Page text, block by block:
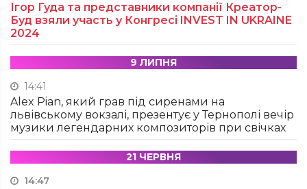
Ігор Гуда та представники компанії Креатор-
Буд взяли участь у Конгресі INVEST IN UKRAINE
2024
9 ЛИПНЯ
14:41
Alex Pian, який грав під сиренами на
львівському вокзалі, презентує у Тернополі вечір
музики легендарних композиторів при свічках
21 ЧЕРВНЯ
14:47